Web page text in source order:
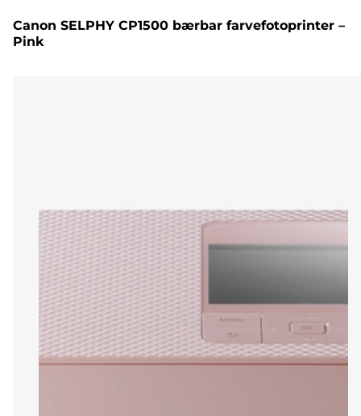
Canon SELPHY CP1500 bærbar farvefotoprinter –
Pink